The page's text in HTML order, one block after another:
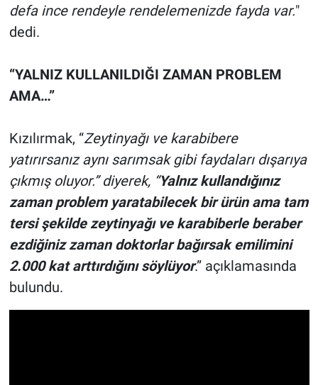
defa ince rendeyle rendelemenizde fayda var."
dedi.
“YALNIZ KULLANILDIĞI ZAMAN PROBLEM
AMA…”
Kızılırmak, “Zeytinyağı ve karabibere
yatırırsanız aynı sarımsak gibi faydaları dışarıya
çıkmış oluyor.” diyerek, “Yalnız kullandığınız
zaman problem yaratabilecek bir ürün ama tam
tersi şekilde zeytinyağı ve karabiberle beraber
ezdiğiniz zaman doktorlar bağırsak emilimini
2.000 kat arttırdığını söylüyor.” açıklamasında
bulundu.